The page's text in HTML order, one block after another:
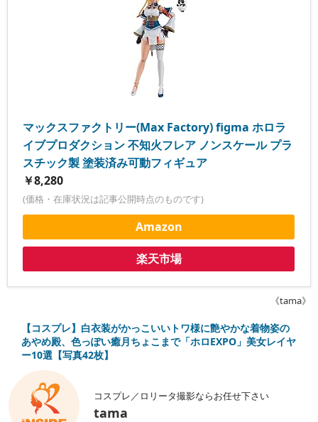
マックスファクトリー(Max Factory) figma ホロラ
イブプロダクション 不知火フレア ノンスケール プラ
スチック製 塗装済み可動フィギュア
￥8,280
(価格・在庫状況は記事公開時点のものです)
Amazon
楽天市場
《tama》
【コスプレ】白衣装がかっこいいトワ様に艶やかな着物姿の
あやめ殿、色っぽい癒月ちょこまで「ホロEXPO」美女レイヤ
ー10選【写真42枚】
コスプレ／ロリータ撮影ならお任せ下さい
tama